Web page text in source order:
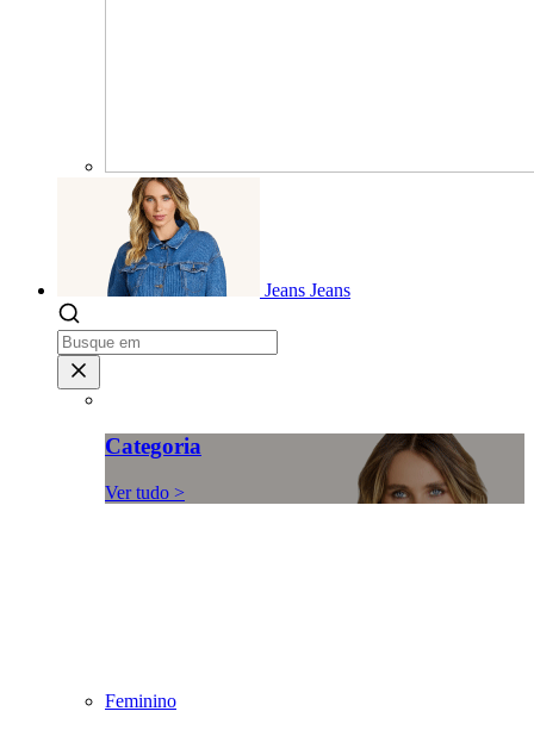
Jeans Jeans
Categoria
Ver tudo >
Feminino